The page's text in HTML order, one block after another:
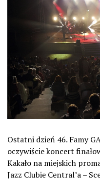
Ostatni dzień 46. Famy
oczywiście koncert
Kakało na miejskich
Jazz Clubie Central’a –